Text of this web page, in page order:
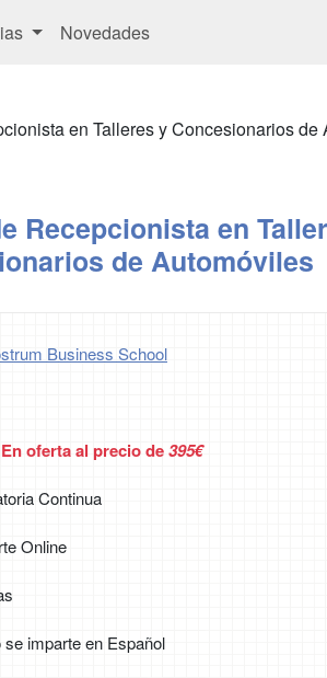
Novedades
en Talleres y Concesionarios de
Recepcionista en
de Automóviles
Business School
En oferta al precio de395€
Continua
Online
se imparte en Español